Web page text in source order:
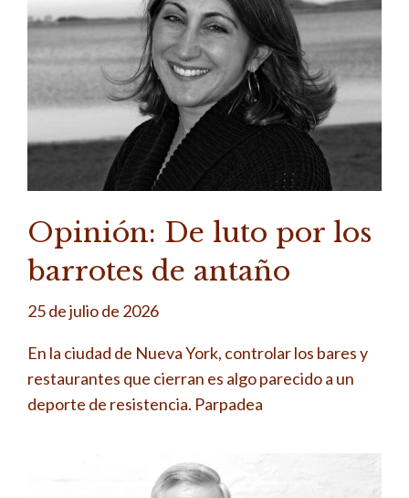
Opinión: De luto por los
barrotes de antaño
25 de julio de 2026
En la ciudad de Nueva York, controlar los bares y
restaurantes que cierran es algo parecido a un
deporte de resistencia. Parpadea